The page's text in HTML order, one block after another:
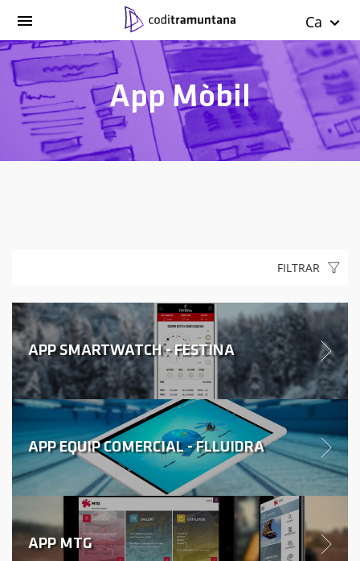
Ca
App Mòbil
FILTRAR
APP SMARTWATCH - FESTINA
APP EQUIP COMERCIAL - FLLUIDRA
APP MTG